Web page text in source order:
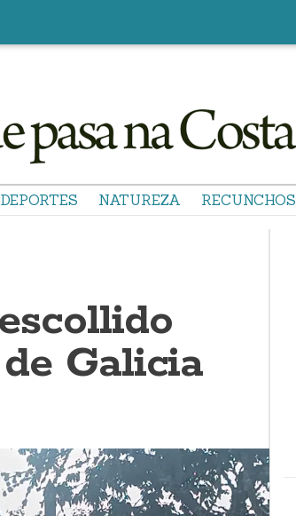
DEPORTES NATUREZA RECUNCHOS
Galicia